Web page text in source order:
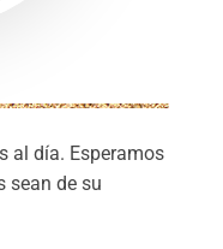
al día. Esperamos
sean de su